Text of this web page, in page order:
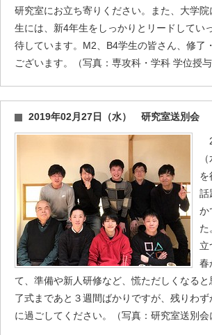
研究室にお立ち寄りください。また、大学
生には、新4年生をしっかりとリードしてい
待しています。M2、B4学生の皆さん、修了
ございます。（写真：専攻科・学科 学位授与
2019年02月27日（水） 研究室送別会
を
話
か
た
立
春
て、準備や新人研修など、慌ただしくなる
了式まであと３週間ばかりですが、残りわ
に過ごしてください。（写真：研究室送別会